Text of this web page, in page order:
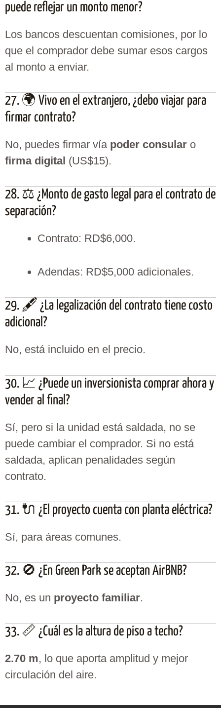
puede reflejar un monto menor?
Los bancos descuentan comisiones, por lo
que el comprador debe sumar esos cargos
al monto a enviar.
27. 🌍 Vivo en el extranjero, ¿debo viajar para
firmar contrato?
No, puedes firmar vía poder consular o
firma digital (US$15).
28. ⚖️ ¿Monto de gasto legal para el contrato de
separación?
Contrato: RD$6,000.
Adendas: RD$5,000 adicionales.
29. 🖋️ ¿La legalización del contrato tiene costo
adicional?
No, está incluido en el precio.
30. 📈 ¿Puede un inversionista comprar ahora y
vender al final?
Sí, pero si la unidad está saldada, no se
puede cambiar el comprador. Si no está
saldada, aplican penalidades según
contrato.
31. 🔌 ¿El proyecto cuenta con planta eléctrica?
Sí, para áreas comunes.
32. 🚫 ¿En Green Park se aceptan AirBNB?
No, es un proyecto familiar.
33. 📏 ¿Cuál es la altura de piso a techo?
2.70 m, lo que aporta amplitud y mejor
circulación del aire.